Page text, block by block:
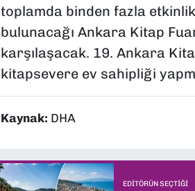
toplamda binden fazla
bulunacağı Ankara Kitap
karşılaşacak. 19. Ankara
kitapsevere ev sahipliği
Kaynak: DHA
EDITÖRÜN SEÇTIĞI